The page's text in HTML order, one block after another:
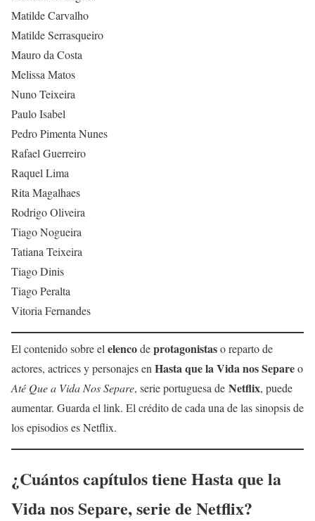
Matilde Carvalho
Matilde Serrasqueiro
Mauro da Costa
Melissa Matos
Nuno Teixeira
Paulo Isabel
Pedro Pimenta Nunes
Rafael Guerreiro
Raquel Lima
Rita Magalhaes
Rodrigo Oliveira
Tiago Nogueira
Tatiana Teixeira
Tiago Dinis
Tiago Peralta
Vitoria Fernandes
El contenido sobre el elencodeprotagonistaso reparto de
actores, actrices y personajes en Hasta que la Vida nos Separeo
Até Que a Vida Nos Separe, serie portuguesa de Netflix, puede
aumentar. Guarda el link. El crédito de cada una de las sinopsis de
los episodios es Netflix.
¿Cuántos capítulos tiene Hasta que la
Vida nos Separe, serie de Netflix?